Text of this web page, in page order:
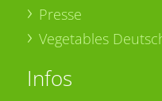
Presse
Vegetables
Infos